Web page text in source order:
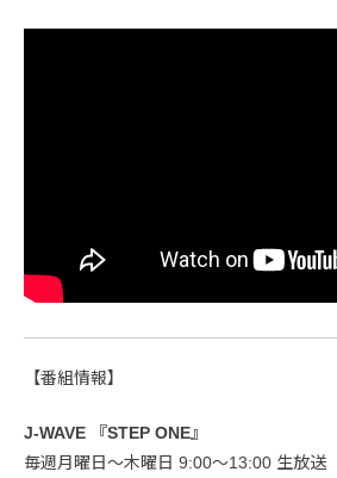
【番組情報】
J-WAVE 『STEP ONE』
毎週月曜日〜木曜日 9:00〜13:00 生放送